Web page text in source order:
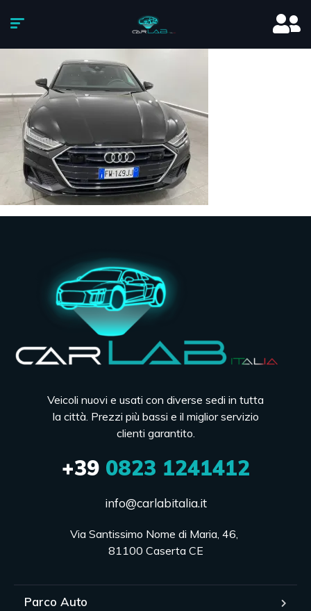
Veicoli nuovi e usati con diverse sedi in tutta
la città. Prezzi più bassi e il miglior servizio
clienti garantito.
+390823 1241412
info@carlabitalia.it
Via Santissimo Nome di Maria, 46,
81100 Caserta CE
Parco Auto